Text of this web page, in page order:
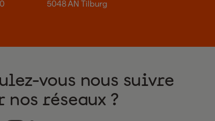
5048 AN Tilburg
vous nous suivre
nos réseaux ?